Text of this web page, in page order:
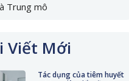
Trung mô
Viết Mới
Tác dụng của tiêm huyết